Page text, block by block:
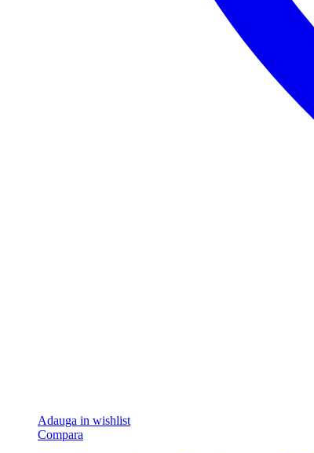
Adauga in wishlist
Compara